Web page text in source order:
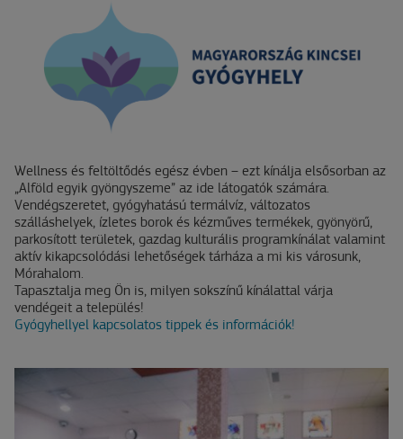
Wellness és feltöltődés egész évben – ezt kínálja elsősorban az
„Alföld egyik gyöngyszeme” az ide látogatók számára.
Vendégszeretet, gyógyhatású termálvíz, változatos
szálláshelyek, ízletes borok és kézműves termékek, gyönyörű,
parkosított területek, gazdag kulturális programkínálat valamint
aktív kikapcsolódási lehetőségek tárháza a mi kis városunk,
Mórahalom.
Tapasztalja meg Ön is, milyen sokszínű kínálattal várja
vendégeit a település!
Gyógyhellyel kapcsolatos tippek és információk!